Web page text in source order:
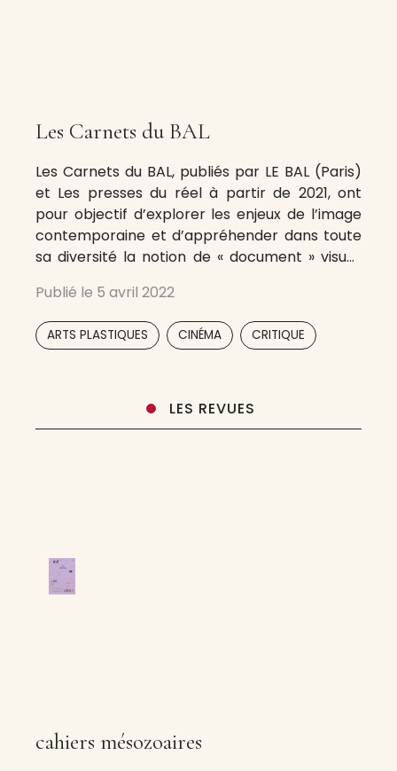
Les Carnets du BAL
Les Carnets du BAL, publiés par LE BAL (Paris)
et Les presses du réel à partir de 2021, ont
pour objectif d’explorer les enjeux de l’image
contemporaine et d’appréhender dans toute
sa diversité la notion de « document » visuel.
contributions théoriques, des présentations et
analyses d’œuvres dispensées par des
Publié le 5 avril 2022
ARTS PLASTIQUES CINÉMA CRITIQUE
LES REVUES
cahiers mésozoaires